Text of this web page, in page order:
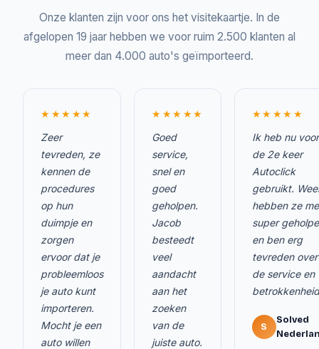
Onze klanten zijn voor ons het visitekaartje. In de
afgelopen 19 jaar hebben we voor ruim 2.500 klanten al
meer dan 4.000 auto's geïmporteerd.
★★★★★
Zeer
tevreden, ze
kennen de
procedures
op hun
duimpje en
zorgen
ervoor dat je
probleemloos
je auto kunt
importeren.
Mocht je een
auto willen
★★★★★
Goed
service,
snel en
goed
geholpen.
Jacob
besteedt
veel
aandacht
aan het
zoeken
van de
juiste auto.
★★★★★
Ik heb nu voor
de 2e keer
Autoclick
gebruikt.
hebben ze me
super
en ben erg
tevreden over
de service en
S
Solved